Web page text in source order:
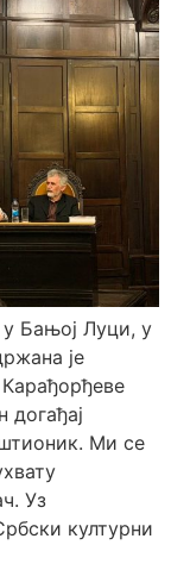
у Бањој Луци, у
је
догађај
Ми се
Уз
културни